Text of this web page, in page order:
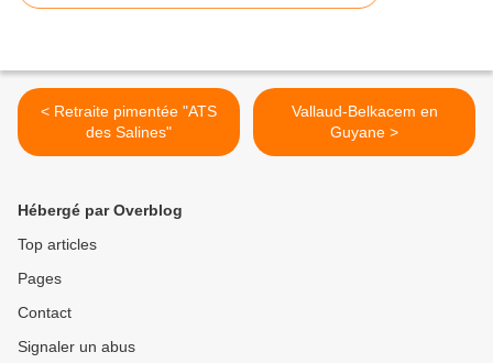
< Retraite pimentée "ATS
des Salines"
Vallaud-Belkacem en
Guyane >
Hébergé par Overblog
Top articles
Pages
Contact
Signaler un abus